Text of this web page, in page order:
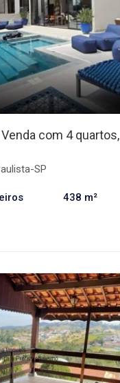
com 4 quartos,
SP
438 m²